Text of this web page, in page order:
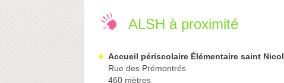
ALSH à proximité
Accueil périscolaire Élémentaire saint
Rue des Prémontrés
460 mètres